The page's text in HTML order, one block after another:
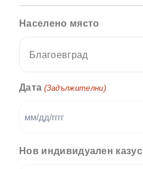
Населено място
Благоевград
Дата (Задължителни)
Нов индивидуален казус